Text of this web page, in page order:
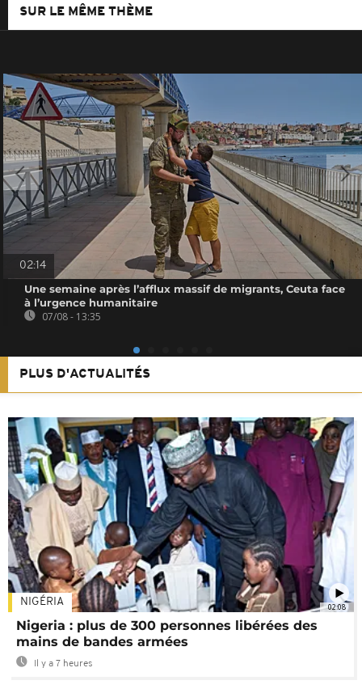
SUR LE MÊME THÈME
02:14
Une semaine après l’afflux massif de migrants, Ceuta face
à l’urgence humanitaire
07/08 - 13:35
PLUS D'ACTUALITÉS
02:08
NIGÉRIA
Nigeria : plus de 300 personnes libérées des
mains de bandes armées
Il y a 7 heures